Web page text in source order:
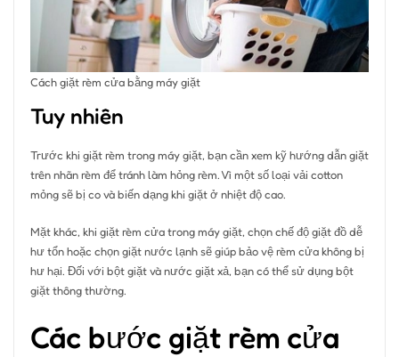
Cách giặt rèm cửa bằng máy giặt
Tuy nhiên
Trước khi giặt rèm trong máy giặt, bạn cần xem kỹ hướng dẫn giặt
trên nhãn rèm để tránh làm hỏng rèm. Vì một số loại vải cotton
mỏng sẽ bị co và biến dạng khi giặt ở nhiệt độ cao.
Mặt khác, khi giặt rèm cửa trong máy giặt, chọn chế độ giặt đồ dễ
hư tổn hoặc chọn giặt nước lạnh sẽ giúp bảo vệ rèm cửa không bị
hư hại. Đối với bột giặt và nước giặt xả, bạn có thể sử dụng bột
giặt thông thường.
Các bước giặt rèm cửa